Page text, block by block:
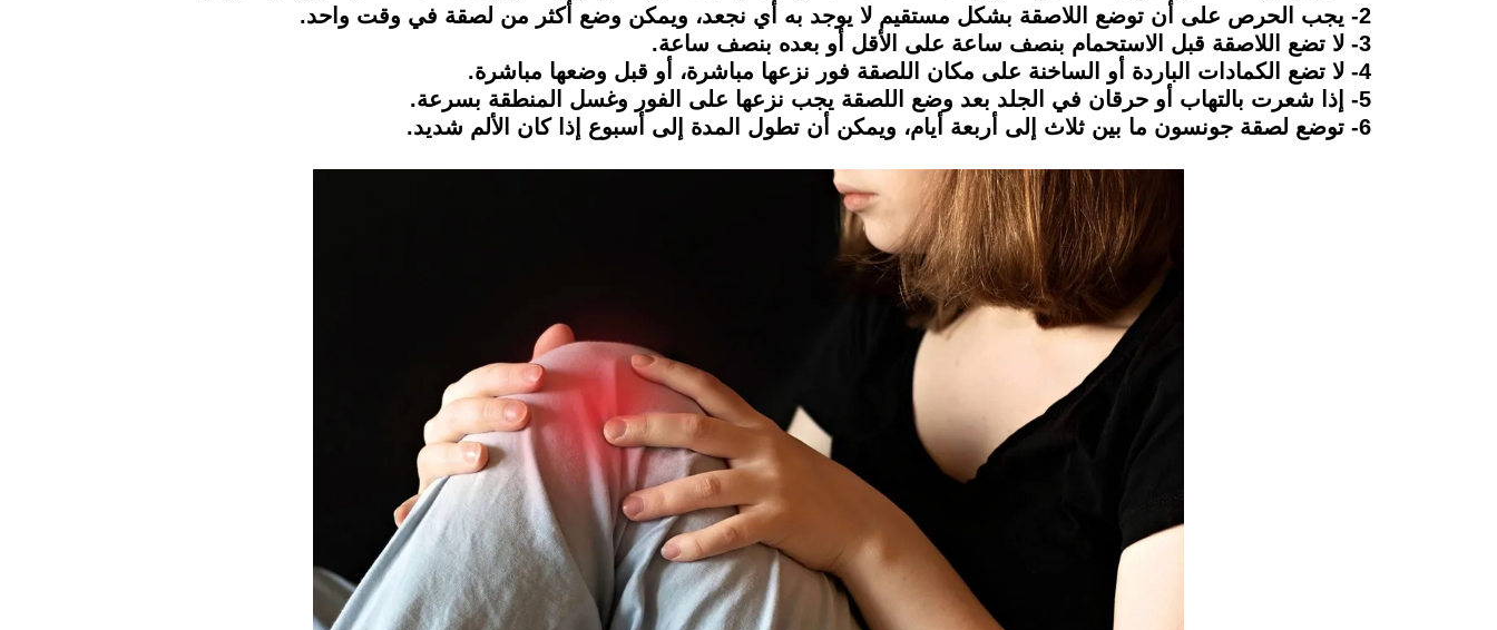
2- يجب الحرص على أن توضع اللاصقة بشكل مستقيم لا يوجد به أي نجعد، ويمكن وضع أكثر من لصقة في وقت واحد.
3- لا تضع اللاصقة قبل الاستحمام بنصف ساعة على الأقل أو بعده بنصف ساعة.
4- لا تضع الكمادات الباردة أو الساخنة على مكان اللصقة فور نزعها مباشرة، أو قبل وضعها مباشرة.
5- إذا شعرت بالتهاب أو حرقان في الجلد بعد وضع اللصقة يجب نزعها على الفور وغسل المنطقة بسرعة.
6- توضع لصقة جونسون ما بين ثلاث إلى أربعة أيام، ويمكن أن تطول المدة إلى أسبوع إذا كان الألم شديد.